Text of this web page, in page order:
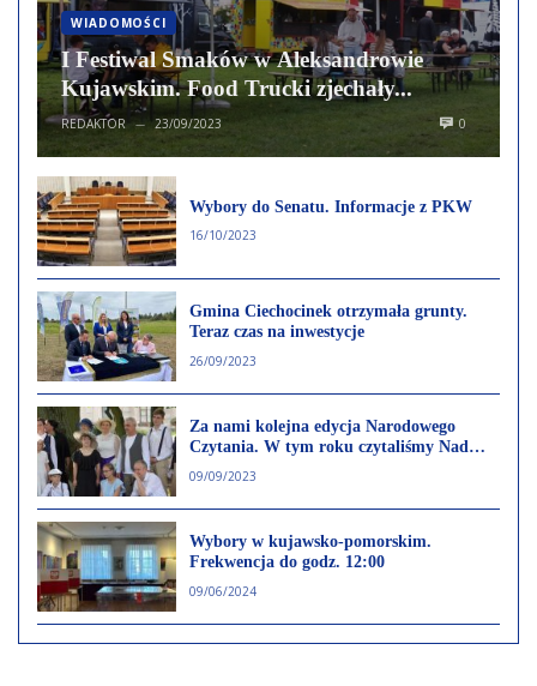
WIADOMOŚCI
I Festiwal Smaków w Aleksandrowie
Kujawskim. Food Trucki zjechały...
REDAKTOR — 23/09/2023 0
Wybory do Senatu. Informacje z PKW
16/10/2023
Gmina Ciechocinek otrzymała grunty.
Teraz czas na inwestycje
26/09/2023
Za nami kolejna edycja Narodowego
Czytania. W tym roku czytaliśmy Nad
Niemnem Elizy Orzeszkowej
09/09/2023
Wybory w kujawsko-pomorskim.
Frekwencja do godz. 12:00
09/06/2024